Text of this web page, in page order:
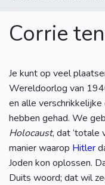
Corrie
Je kunt op veel
Wereldoorlog van
en alle
hebben gehad. We
Holocaust, dat ‘totale
manier waarop Hitler
Joden kon oplossen.
Duits woord; dat wil